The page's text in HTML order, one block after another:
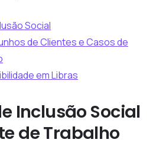
Social
de Clientes e Casos de
em Libras
Inclusão Social
de Trabalho